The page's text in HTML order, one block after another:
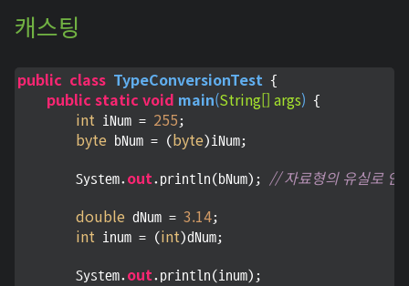
캐스팅
public class TypeConversionTest {
public static void main(String[] args) {
int iNum = 255 ;
byte bNum = (byte)iNum;
        System.
out.println(bNum); // 자료형의 유실로
double dNum = 3.14;
int inum = (int)dNum;
        System.
out.println(inum);